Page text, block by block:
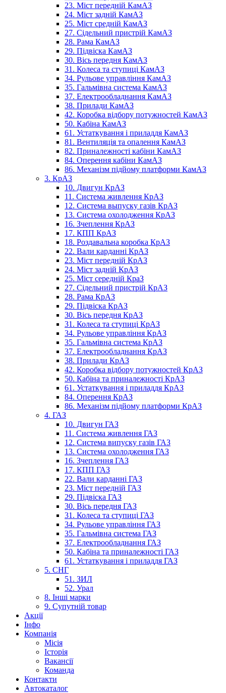
23. Міст передній КамАЗ
24. Міст задній КамАЗ
25. Міст средній КамАЗ
27. Сідельний пристрій КамАЗ
28. Рама КамАЗ
29. Підвіска КамАЗ
30. Вісь передня КамАЗ
31. Колеса та ступиці КамАЗ
34. Рульове управління КамАЗ
35. Гальмівна система КамАЗ
37. Електрообладнання КамАЗ
38. Прилади КамАЗ
42. Коробка відбору потужностей КамАЗ
50. Кабіна КамАЗ
61. Устаткування і приладдя КамАЗ
81. Вентиляція та опалення КамАЗ
82. Приналежності кабіни КамАЗ
84. Оперення кабіни КамАЗ
86. Механізм підйому платформи КамАЗ
3. КрАЗ
10. Двигун КрАЗ
11. Система живлення КрАЗ
12. Система выпуску газів КрАЗ
13. Система охолодження КрАЗ
16. Зчеплення КрАЗ
17. КПП КрАЗ
18. Роздавальна коробка КрАЗ
22. Вали карданні КрАЗ
23. Міст передній КрАЗ
24. Міст задній КрАЗ
25. Міст середній КраЗ
27. Сідельний пристрій КрАЗ
28. Рама КрАЗ
29. Підвіска КрАЗ
30. Вісь передня КрАЗ
31. Колеса та ступиці КрАЗ
34. Рульове управління КрАЗ
35. Гальмівна система КрАЗ
37. Електрообладнання КрАЗ
38. Прилади КрАЗ
42. Коробка відбору потужностей КрАЗ
50. Кабіна та приналежності КрАЗ
61. Устаткування і приладдя КрАЗ
84. Оперення КрАЗ
86. Механізм підйому платформи КрАЗ
4. ГАЗ
10. Двигун ГАЗ
11. Система живлення ГАЗ
12. Система випуску газів ГАЗ
13. Система охолодження ГАЗ
16. Зчеплення ГАЗ
17. КПП ГАЗ
22. Вали карданні ГАЗ
23. Міст передній ГАЗ
29. Підвіска ГАЗ
30. Вісь передня ГАЗ
31. Колеса та ступиці ГАЗ
34. Рульове управління ГАЗ
35. Гальмівна система ГАЗ
37. Електрообладнання ГАЗ
50. Кабіна та приналежності ГАЗ
61. Устаткування і приладдя ГАЗ
5. СНГ
51. ЗИЛ
52. Урал
8. Інші марки
9. Супутній товар
Акції
Інфо
Компанія
Місія
Історія
Вакансії
Команда
Контакти
Автокаталог